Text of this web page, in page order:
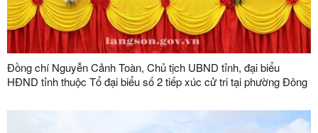
Đồng chí Nguyễn Cảnh Toàn, Chủ tịch UBND tỉnh, đại biểu
HĐND tỉnh thuộc Tổ đại biểu số 2 tiếp xúc cử tri tại phường Đông